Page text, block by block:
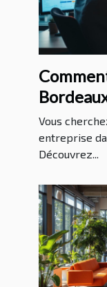
votre
Vous
entreprise
Découvrez...